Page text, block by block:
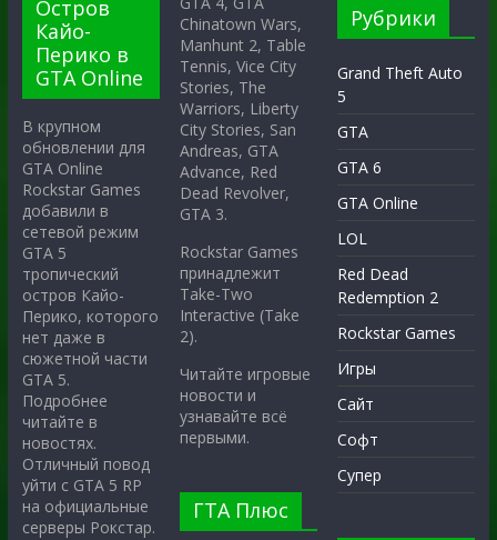
Остров
Кайо-
Перико в
GTA Online
В крупном
обновлении для
GTA Online
Rockstar Games
добавили в
сетевой режим
GTA 5
тропический
остров Кайо-
Перико, которого
нет даже в
сюжетной части
GTA 5.
Подробнее
читайте в
новостях.
Отличный повод
уйти с GTA 5 RP
на официальные
серверы Рокстар.
Chinatown Wars,
Manhunt 2, Table
Tennis, Vice City
Stories, The
Warriors, Liberty
City Stories, San
Andreas, GTA
Advance, Red
Dead Revolver,
GTA 3.
Rockstar Games
принадлежит
Take-Two
Interactive (Take
2).
Читайте игровые
новости и
узнавайте всё
первыми.
ГТА Плюс
Рубрики
Grand Theft Auto
5
GTA
GTA 6
GTA Online
LOL
Red Dead
Redemption 2
Rockstar Games
Игры
Сайт
Софт
Супер